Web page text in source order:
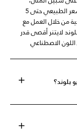
يعمل منتج إيغورا رويال هايليفتس على رفع لون الشعر الطبيعي حتى 5
من خلال العمل مع
لايتنر أقصى قدر
الاصطناعي
بلوند؟